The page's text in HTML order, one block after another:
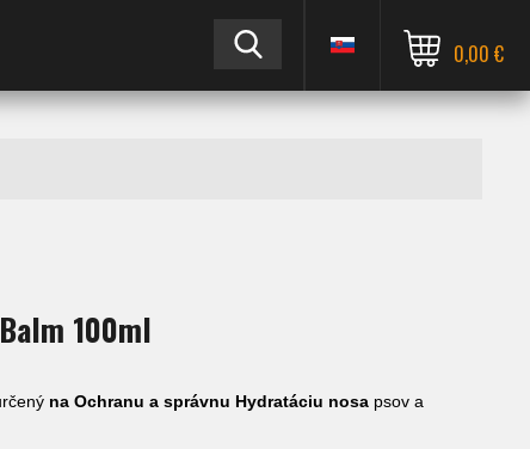
0,00 €
100ml
na Ochranu a správnu Hydratáciu nosa psov a